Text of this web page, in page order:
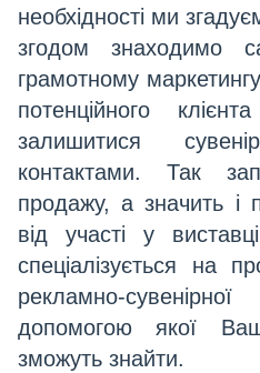
необхідності ми
згодом знаходимо
грамотному
потенційного
залишитися
контактами. Так
продажу, а значить і
від участі у
спеціалізується на
рекламно-
допомогою якої
зможуть знайти.